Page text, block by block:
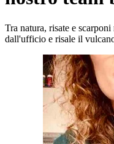
Tra natura, risate e
dall'ufficio e risale il